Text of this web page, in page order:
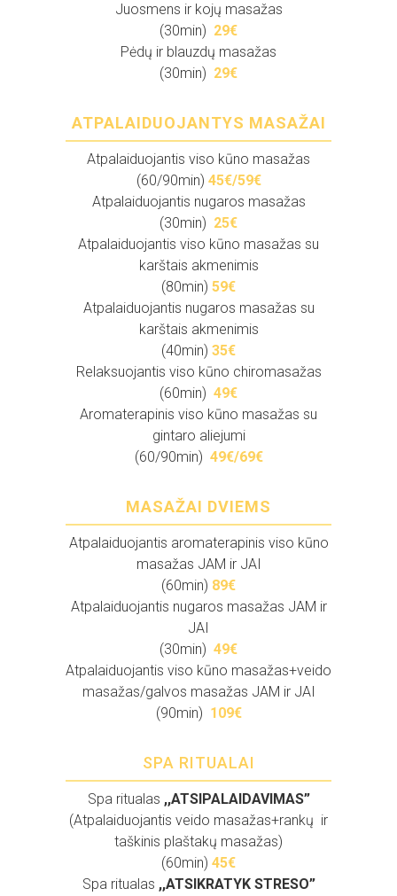
Juosmens ir kojų masažas
(30min) 29€
Pėdų ir blauzdų masažas
(30min) 29€
ATPALAIDUOJANTYS MASAŽAI
Atpalaiduojantis viso kūno masažas
(60/90min) 45€/59€
Atpalaiduojantis nugaros masažas
(30min) 25€
Atpalaiduojantis viso kūno masažas su
karštais akmenimis
(80min) 59€
Atpalaiduojantis nugaros masažas su
karštais akmenimis
(40min) 35€
Relaksuojantis viso kūno chiromasažas
(60min) 49€
Aromaterapinis viso kūno masažas su
gintaro aliejumi
(60/90min) 49€/69€
MASAŽAI DVIEMS
Atpalaiduojantis aromaterapinis viso kūno
masažas JAM ir JAI
(60min) 89€
Atpalaiduojantis nugaros masažas JAM ir
JAI
(30min) 49€
Atpalaiduojantis viso kūno masažas+veido
masažas/galvos masažas JAM ir JAI
(90min) 109€
SPA RITUALAI
Spa ritualas ,,ATSIPALAIDAVIMAS”
(Atpalaiduojantis veido masažas+rankų ir
taškinis plaštakų masažas)
(60min) 45€
Spa ritualas ,,ATSIKRATYK STRESO”